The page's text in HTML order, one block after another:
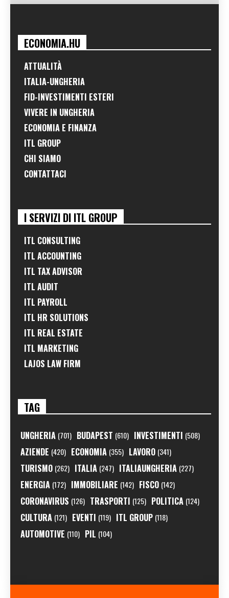
ECONOMIA.HU
ATTUALITÀ
ITALIA-UNGHERIA
FID-INVESTIMENTI ESTERI
VIVERE IN UNGHERIA
ECONOMIA E FINANZA
ITL GROUP
CHI SIAMO
CONTATTACI
I SERVIZI DI ITL GROUP
ITL CONSULTING
ITL ACCOUNTING
ITL TAX ADVISOR
ITL AUDIT
ITL PAYROLL
ITL HR SOLUTIONS
ITL REAL ESTATE
ITL MARKETING
LAJOS LAW FIRM
TAG
UNGHERIA (701) BUDAPEST (610) INVESTIMENTI (508)
AZIENDE (420) ECONOMIA (355) LAVORO (341)
TURISMO (262) ITALIA (247) ITALIAUNGHERIA (227)
ENERGIA (172) IMMOBILIARE (142) FISCO (142)
CORONAVIRUS (126) TRASPORTI (125) POLITICA (124)
CULTURA (121) EVENTI (119) ITL GROUP (118)
AUTOMOTIVE (110) PIL (104)